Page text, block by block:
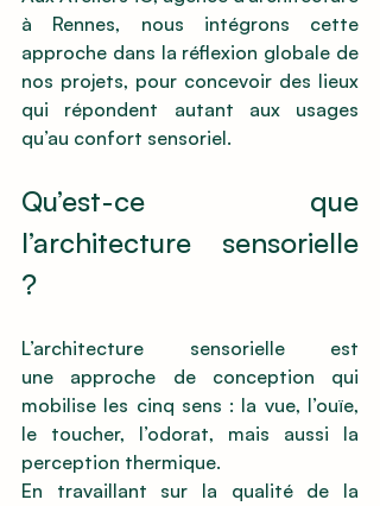
à Rennes, nous intégrons cette
approche dans la réflexion globale de
nos projets, pour concevoir des lieux
qui répondent autant aux usages
qu’au confort sensoriel.
Qu’est-ce que
l’architecture sensorielle
?
L’architecture sensorielle est
une approche de conception qui
mobilise les cinq sens : la vue, l’ouïe,
le toucher, l’odorat, mais aussi la
perception thermique.
En travaillant sur la qualité de la